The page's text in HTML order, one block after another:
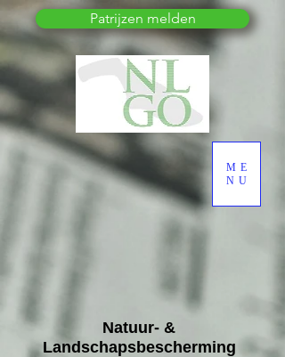
Natuur- &
Landschapsbescherming
ME
NU
Patrijzen melden